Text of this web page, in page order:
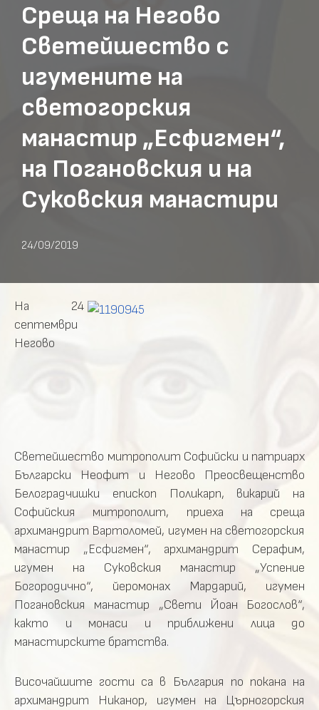
Среща на Негово
Светейшество с
игумените на
светогорския
манастир „Есфигмен“,
на Погановския и на
Суковския манастири
24/09/2019
На 24
септември
Негово
Светейшество митрополит Софийски и патриарх
Български Неофит и Негово Преосвещенство
Белоградчишки епископ Поликарп, викарий на
Софийския митрополит, приеха на среща
архимандрит Вартоломей, игумен на светогорския
манастир „Есфигмен“, архимандрит Серафим,
игумен на Суковския манастир „Успение
Богородично“, йеромонах Мардарий, игумен
Погановския манастир „Свети Йоан Богослов“,
както и монаси и приближени лица до
манастирските братства.
Височайшите гости са в България по покана на
архимандрит Никанор, игумен на Църногорския